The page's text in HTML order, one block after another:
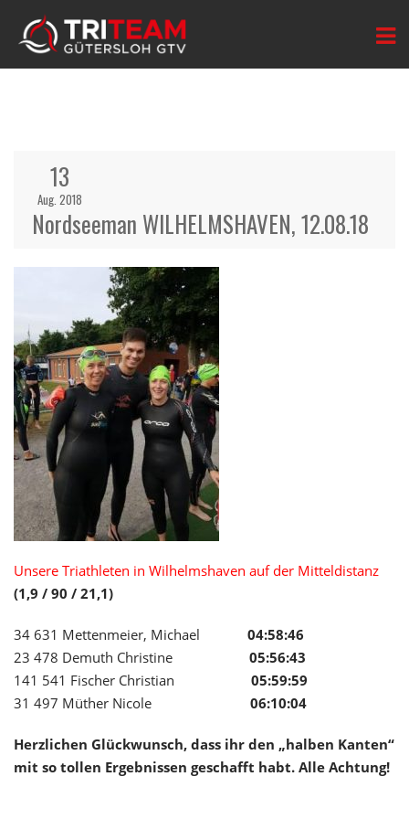
13
Aug. 2018
Nordseeman WILHELMSHAVEN, 12.08.18
Unsere Triathleten in Wilhelmshaven auf der Mitteldistanz
(1,9 / 90 / 21,1)
34 631 Mettenmeier, Michael 04:58:46
23 478 Demuth Christine 05:56:43
141 541 Fischer Christian 05:59:59
31 497 Müther Nicole 06:10:04
Herzlichen Glückwunsch, dass ihr den „halben Kanten“
mit so tollen Ergebnissen geschafft habt. Alle Achtung!